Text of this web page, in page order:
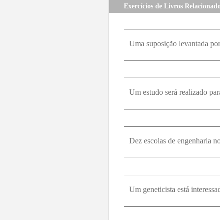
Exercícios de Livros